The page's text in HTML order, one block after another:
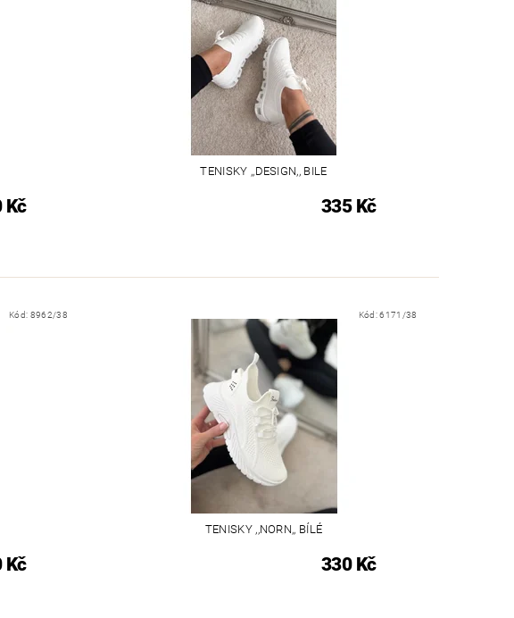
Kč
TENISKY ,,DESIGN,, BILE
335 Kč
Kód: 8962/38
Kč
Kód:6171/38
TENISKY ,,NORN,, BÍLÉ
330 Kč